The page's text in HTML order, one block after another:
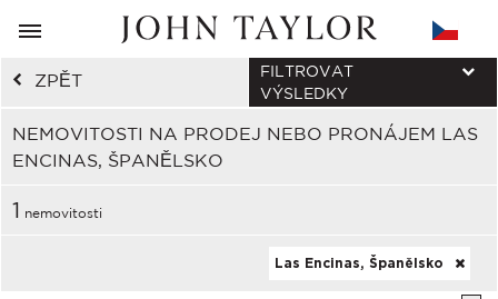
ZPĚT
NEMOVITOSTI NA PRODEJ NEBO PRONÁJEM LAS
ENCINAS, ŠPANĚLSKO
FILTROVAT
VÝSLEDKY
1 nemovitosti
Las Encinas, Španělsko